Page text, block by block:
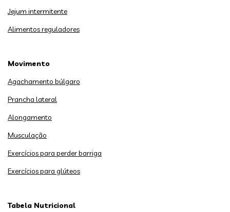
Jejum intermitente
Alimentos reguladores
Movimento
Agachamento búlgaro
Prancha lateral
Alongamento
Musculação
Exercícios para perder barriga
Exercícios para glúteos
Tabela Nutricional